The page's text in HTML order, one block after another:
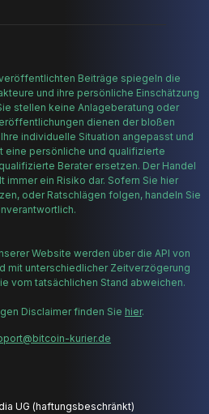
Beiträge spiegeln die
und ihre persönliche Einschätzung
stellen keine Anlageberatung oder
dienen der bloßen
individuelle Situation angepasst und
eine persönliche und qualifizierte
Berater ersetzen. Der Handel
immer ein Risiko dar. Sofern Sie hier
oder Ratschlägen folgen, handeln Sie
Website werden über die API von
mit unterschiedlicher Zeitverzögerung
vom tatsächlichen Stand abweichen.
Disclaimer finden Sie hier.
kurier.de
UG (haftungsbeschränkt)